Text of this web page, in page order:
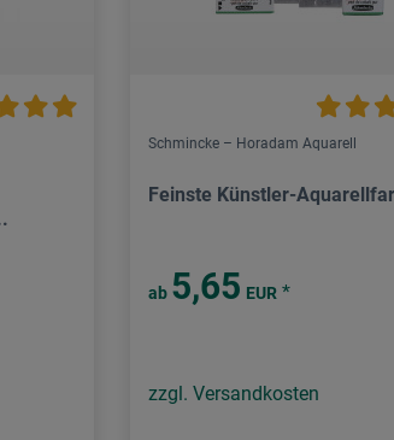
Schmincke – Horadam Aquarell
Feinste Künstler-
ab 5,65 EUR *
zzgl. Versandkosten